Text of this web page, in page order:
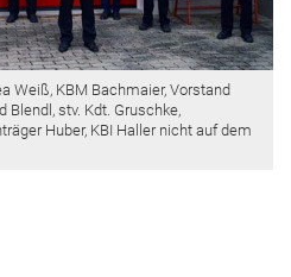
Weiß, KBM Bachmaier, Vorstand
Blendl, stv. Kdt. Gruschke,
Huber, KBI Haller nicht auf dem